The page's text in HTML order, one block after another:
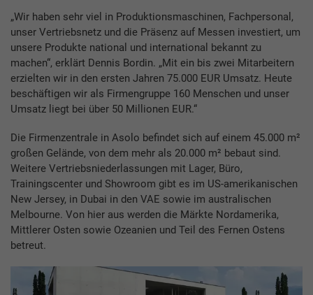
„Wir haben sehr viel in Produktionsmaschinen, Fachpersonal,
unser Vertriebsnetz und die Präsenz auf Messen investiert, um
unsere Produkte national und international bekannt zu
machen“, erklärt Dennis Bordin. „Mit ein bis zwei Mitarbeitern
erzielten wir in den ersten Jahren 75.000 EUR Umsatz. Heute
beschäftigen wir als Firmengruppe 160 Menschen und unser
Umsatz liegt bei über 50 Millionen EUR.“
Die Firmenzentrale in Asolo befindet sich auf einem 45.000 m²
großen Gelände, von dem mehr als 20.000 m² bebaut sind.
Weitere Vertriebsniederlassungen mit Lager, Büro,
Trainingscenter und Showroom gibt es im US-amerikanischen
New Jersey, in Dubai in den VAE sowie im australischen
Melbourne. Von hier aus werden die Märkte Nordamerika,
Mittlerer Osten sowie Ozeanien und Teil des Fernen Ostens
betreut.